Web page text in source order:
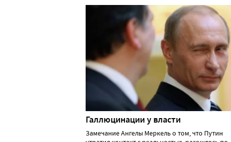
Галлюцинации у власти
Замечание Ангелы Меркель о том, что Путин